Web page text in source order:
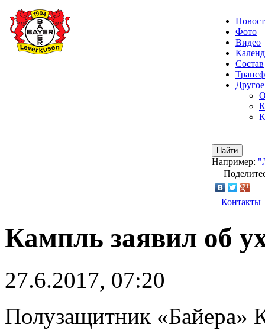
Фото
Видео
Состав
Другое
Найти
Например:
Контакты
Кампль заявил об
27.6.2017, 07:20
Полузащитник «Байера»